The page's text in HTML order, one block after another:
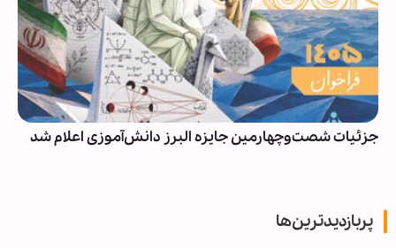
جزئیات شصت‌وچهارمین جایزه البرز دانش‌آموزی اعلام شد
پربازدیدترین‌ها